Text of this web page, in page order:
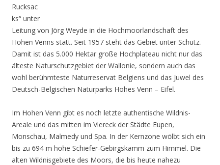
Rucksac
ks“ unter
Leitung von Jörg Weyde in die Hochmoorlandschaft des
Hohen Venns statt. Seit 1957 steht das Gebiet unter Schutz.
Damit ist das 5.000 Hektar große Hochplateau nicht nur das
älteste Naturschutzgebiet der Wallonie, sondern auch das
wohl berühmteste Naturreservat Belgiens und das Juwel des
Deutsch-Belgischen Naturparks Hohes Venn – Eifel.
Im Hohen Venn gibt es noch letzte authentische Wildnis-
Areale und das mitten im Viereck der Städte Eupen,
Monschau, Malmedy und Spa. In der Kernzone wölbt sich ein
bis zu 694 m hohe Schiefer-Gebirgskamm zum Himmel. Die
alten Wildnisgebiete des Moors, die bis heute nahezu